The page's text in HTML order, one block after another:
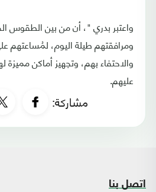
واعتبر بدري "، أن من بين الطقوس
ومرافقتهم طيلة اليوم، لمُساعتهم
والاحتفاء بهم، وتجهيز أماكن مميزة
عليهم.
مشاركة:
اتصل بنا